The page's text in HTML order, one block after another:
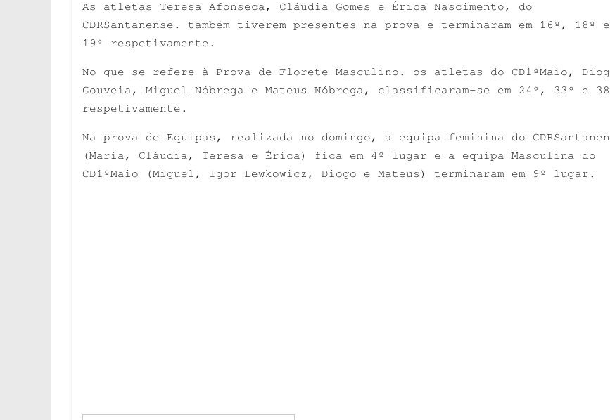
As atletas Teresa Afonseca, Cláudia Gomes e Érica Nascimento, do
CDRSantanense. também tiverem presentes na prova e terminaram em 16º, 18º e
19º respetivamente.
No que se refere à Prova de Florete Masculino. os atletas do CD1ºMaio,
Gouveia, Miguel Nóbrega e Mateus Nóbrega, classificaram-se em 24º, 33º e
respetivamente.
Na prova de Equipas, realizada no domingo, a equipa feminina do
(Maria, Cláudia, Teresa e Érica) fica em 4º lugar e a equipa Masculina do
CD1ºMaio (Miguel, Igor Lewkowicz, Diogo e Mateus) terminaram em 9º lugar.